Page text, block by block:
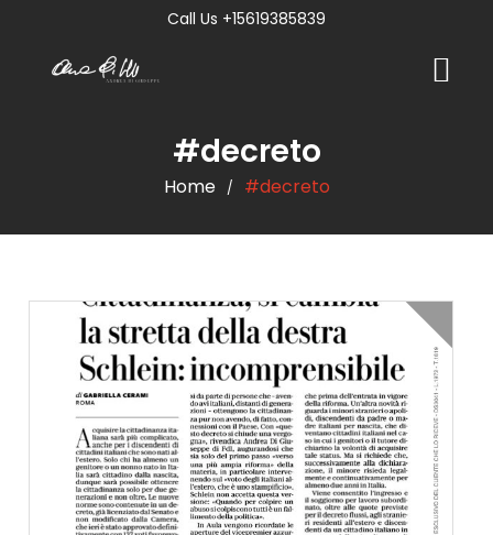
Call Us +15619385839
#decreto
Home / #decreto